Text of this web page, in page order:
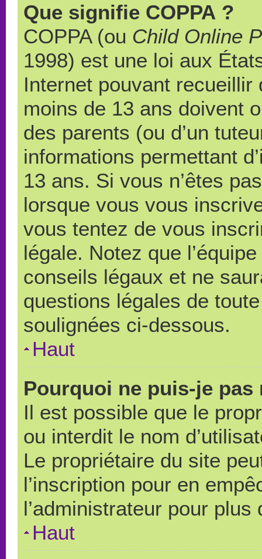
Que signifie COPPA ?
COPPA (ou Child Online
1998) est une loi aux
Internet pouvant
moins de 13 ans doivent
des parents (ou d’un
informations permettant
13 ans. Si vous n’êtes
lorsque vous vous
vous tentez de vous
légale. Notez que
conseils légaux et ne
questions légales de
soulignées ci-dessous.
Haut
Pourquoi ne puis-je pas
Il est possible que le
ou interdit le nom
Le propriétaire du site
l’inscription pour en
l’administrateur pour
Haut